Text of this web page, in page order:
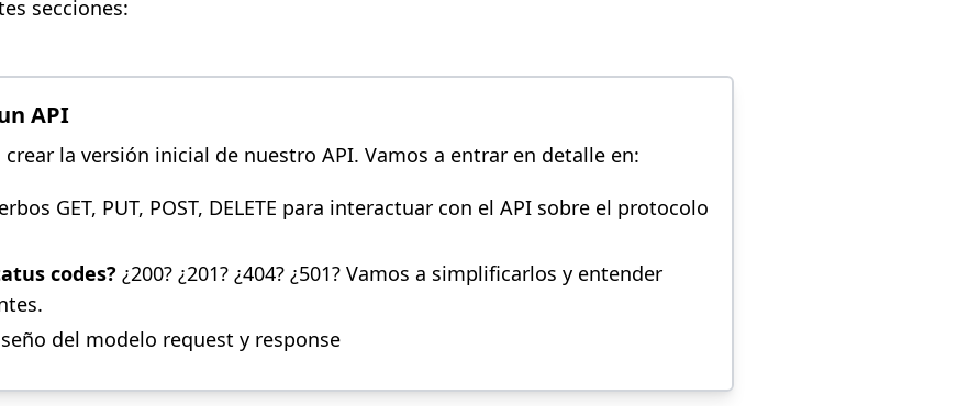
secciones:
API
crear la versión inicial de nuestro API. Vamos a entrar en detalle en:
GET, PUT, POST, DELETE para interactuar con el API sobre el protocolo
codes? ¿200? ¿201? ¿404? ¿501? Vamos a simplificarlos y entender
del modelo request y response